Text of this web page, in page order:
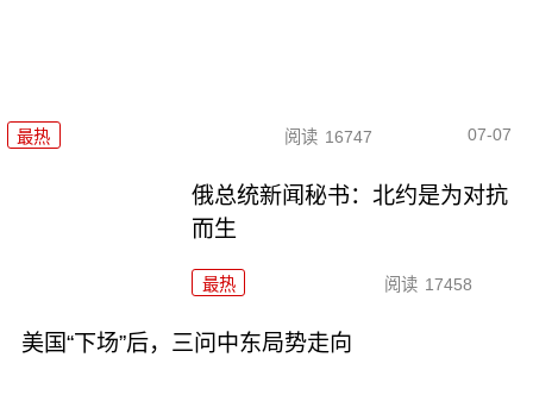
最热 阅读 16747 07-07
俄总统新闻秘书：北约是为对抗
而生
最热 阅读 17458
美国“下场”后，三问中东局势走向